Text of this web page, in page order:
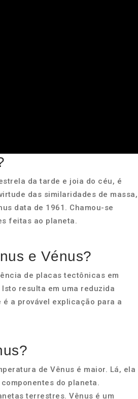
da tarde e joia do céu, é
das similaridades de massa,
data de 1961. Chamou-se
feitas ao planeta.
e Vénus?
de placas tectônicas em
resulta em uma reduzida
a provável explicação para a
de Vênus é maior. Lá, ela
do planeta.
terrestres. Vênus é um